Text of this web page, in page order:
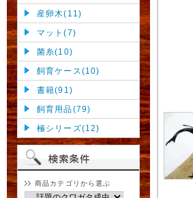
産卵木(11)
マット(7)
菌糸(10)
飼育ケース(10)
書籍(91)
飼育用品(79)
極シリーズ(12)
商品カテゴリから選ぶ